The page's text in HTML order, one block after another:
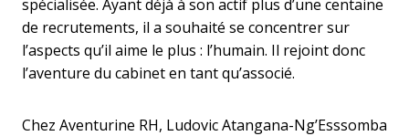
spécialisée. Ayant déjà à son actif plus d’une centaine
de recrutements, il a souhaité se concentrer sur
l’aspects qu’il aime le plus : l’humain. Il rejoint donc
l’aventure du cabinet en tant qu’associé.
Chez Aventurine RH, Ludovic Atangana-Ng’Esssomba